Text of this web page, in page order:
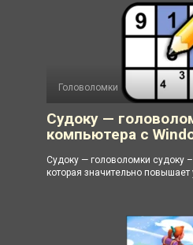
Головоломки
Судоку —
компьютера с
Судоку — головоломки судоку
которая значительно повышает